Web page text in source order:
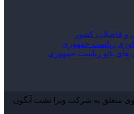
فاضلاب کشور
ریاست جمهوری
های نانو ریاست جمهوری
متعلق به شرکت ویرا نشت آبگون